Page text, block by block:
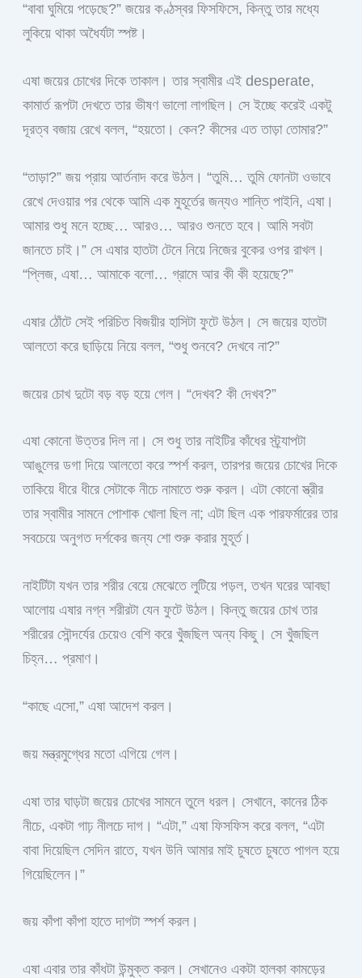
“বাবা ঘুমিয়ে পড়েছে?” জয়ের কণ্ঠস্বর ফিসফিসে, কিন্তু তার মধ্যে
লুকিয়ে থাকা অধৈর্যটা স্পষ্ট।
এষা জয়ের চোখের দিকে তাকাল। তার স্বামীর এই desperate,
কামার্ত রূপটা দেখতে তার ভীষণ ভালো লাগছিল। সে ইচ্ছে করেই একটু
দূরত্ব বজায় রেখে বলল, “হয়তো। কেন? কীসের এত তাড়া তোমার?”
“তাড়া?” জয় প্রায় আর্তনাদ করে উঠল। “তুমি… তুমি ফোনটা ওভাবে
রেখে দেওয়ার পর থেকে আমি এক মুহূর্তের জন্যও শান্তি পাইনি, এষা।
আমার শুধু মনে হচ্ছে… আরও… আরও শুনতে হবে। আমি সবটা
জানতে চাই।” সে এষার হাতটা টেনে নিয়ে নিজের বুকের ওপর রাখল।
“প্লিজ, এষা… আমাকে বলো… গ্রামে আর কী কী হয়েছে?”
এষার ঠোঁটে সেই পরিচিত বিজয়ীর হাসিটা ফুটে উঠল। সে জয়ের হাতটা
আলতো করে ছাড়িয়ে নিয়ে বলল, “শুধু শুনবে? দেখবে না?”
জয়ের চোখ দুটো বড় বড় হয়ে গেল। “দেখব? কী দেখব?”
এষা কোনো উত্তর দিল না। সে শুধু তার নাইটির কাঁধের স্ট্র্যাপটা
আঙুলের ডগা দিয়ে আলতো করে স্পর্শ করল, তারপর জয়ের চোখের দিকে
তাকিয়ে ধীরে ধীরে সেটাকে নীচে নামাতে শুরু করল। এটা কোনো স্ত্রীর
তার স্বামীর সামনে পোশাক খোলা ছিল না; এটা ছিল এক পারফর্মারের তার
সবচেয়ে অনুগত দর্শকের জন্য শো শুরু করার মুহূর্ত।
নাইটিটা যখন তার শরীর বেয়ে মেঝেতে লুটিয়ে পড়ল, তখন ঘরের আবছা
আলোয় এষার নগ্ন শরীরটা যেন ফুটে উঠল। কিন্তু জয়ের চোখ তার
শরীরের সৌন্দর্যের চেয়েও বেশি করে খুঁজছিল অন্য কিছু। সে খুঁজছিল
চিহ্ন… প্রমাণ।
“কাছে এসো,” এষা আদেশ করল।
জয় মন্ত্রমুগ্ধের মতো এগিয়ে গেল।
এষা তার ঘাড়টা জয়ের চোখের সামনে তুলে ধরল। সেখানে, কানের ঠিক
নীচে, একটা গাঢ় নীলচে দাগ। “এটা,” এষা ফিসফিস করে বলল, “এটা
বাবা দিয়েছিল সেদিন রাতে, যখন উনি আমার মাই চুষতে চুষতে পাগল হয়ে
গিয়েছিলেন।”
জয় কাঁপা কাঁপা হাতে দাগটা স্পর্শ করল।
এষা এবার তার কাঁধটা উন্মুক্ত করল। সেখানেও একটা হালকা কামড়ের